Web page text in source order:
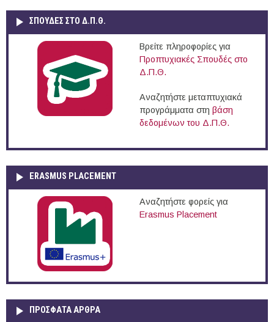
ΣΠΟΥΔΈΣ ΣΤΟ Δ.Π.Θ.
Βρείτε πληροφορίες για
Προπτυχιακές Σπουδές στο
Δ.Π.Θ.
Αναζητήστε μεταπτυχιακά
προγράμματα στη βάση
δεδομένων του Δ.Π.Θ.
ERASMUS PLACEMENT
Αναζητήστε φορείς για
Erasmus Placement
ΠΡOΣΦΑΤΑ AΡΘΡΑ